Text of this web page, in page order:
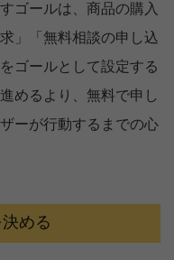
ゴールは、商品の購入
」「無料相談の申し込
ゴールとして設定する
めるより、無料で申し
ーが行動するまでの心
める